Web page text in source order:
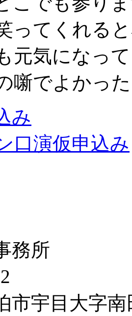
ってくれる
元気になっ
噺でよかっ
み
口演仮申込み
務所
市宇目大字南